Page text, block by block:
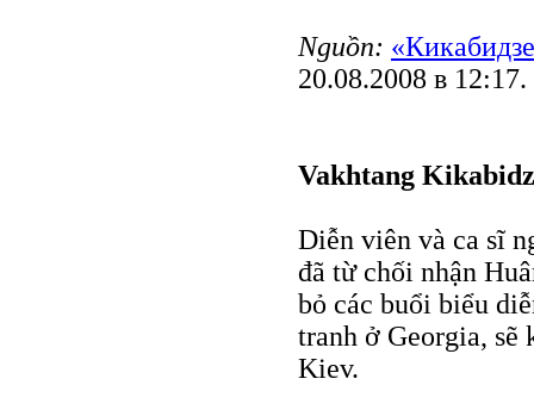
Nguồn:
20.08.2008 в 12:17.
Vakhtang
Diễn viên và ca sĩ
đã từ chối nhận
bỏ các buổi biểu
tranh ở Georgia,
Kiev.